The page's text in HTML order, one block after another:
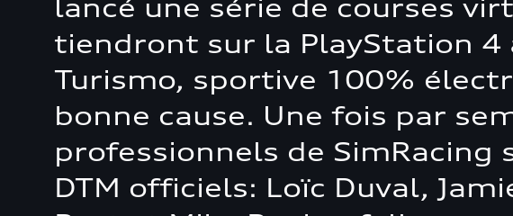
lancé une série de courses
tiendront sur la PlayStation 4
Turismo, sportive 100%
bonne cause. Une fois par
professionnels de
DTM officiels: Loïc Duval,